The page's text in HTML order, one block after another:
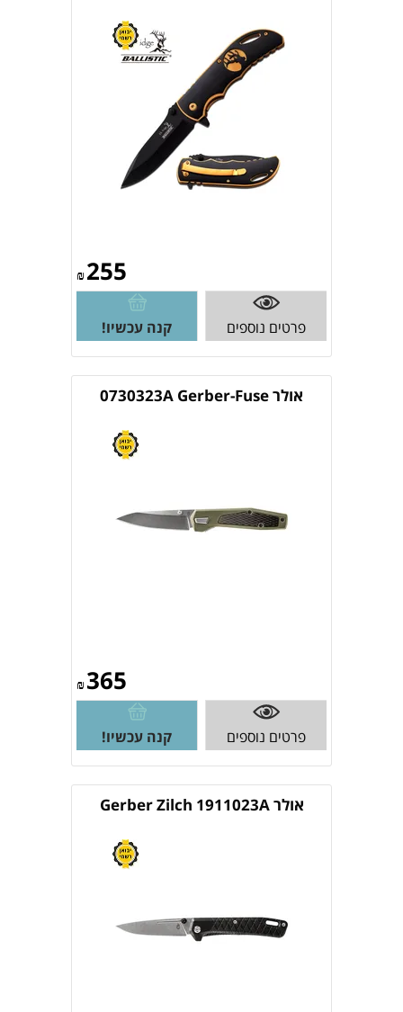
₪255
פרטים נוספים קנה עכשיו!
אולר 0730323A Gerber-Fuse
₪365
פרטים נוספים קנה עכשיו!
אולר Gerber Zilch 1911023A